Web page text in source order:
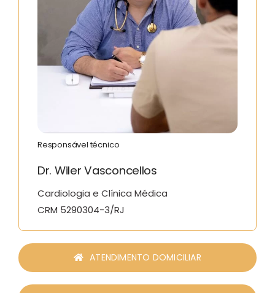
Responsável técnico
Dr. Wiler Vasconcellos
Cardiologia e Clínica Médica
CRM 5290304-3/RJ
ATENDIMENTO DOMICILIAR